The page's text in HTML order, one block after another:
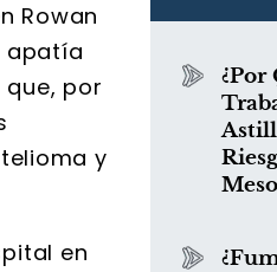
Rowan
apatía
por
y
en
¿Por